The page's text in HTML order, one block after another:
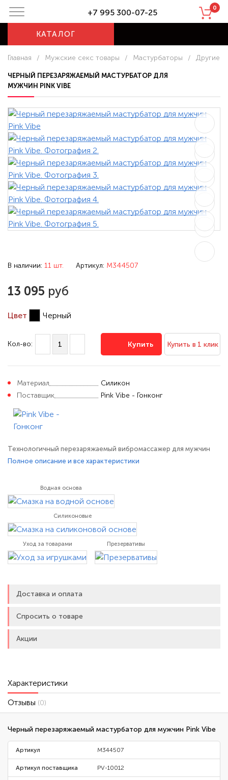
+7 995 300-07-25 0
КАТАЛОГ
Главная / Мужские секс товары / Мастурбаторы / Другие
ЧЕРНЫЙ ПЕРЕЗАРЯЖАЕМЫЙ МАСТУРБАТОР ДЛЯ
МУЖЧИН PINK VIBE
В наличии: 11 шт. Артикул: M344507
13 095 руб
Цвет Черный
Кол-во: Купить Купить в 1 клик
Материал
Силикон
Поставщик
Pink Vibe - Гонконг
Технологичный перезаряжаемый вибромассажер для мужчин
обволакивает пенис гладким силиконом, он обеспечивает
ощущения с помощью этого инновационного мастурбатора,
который поднимает удовольствие на новый уровень,
благодаря мощным пульсациям и
Полное описание и все характеристики
Водная основа
Силиконовые
Уход за товарами Презервативы
Доставка и оплата
Спросить о товаре
Акции
Характеристики
Отзывы (0)
Черный перезаряжаемый мастурбатор для мужчин Pink Vibe
Артикул M344507
Артикул поставщика PV-10012